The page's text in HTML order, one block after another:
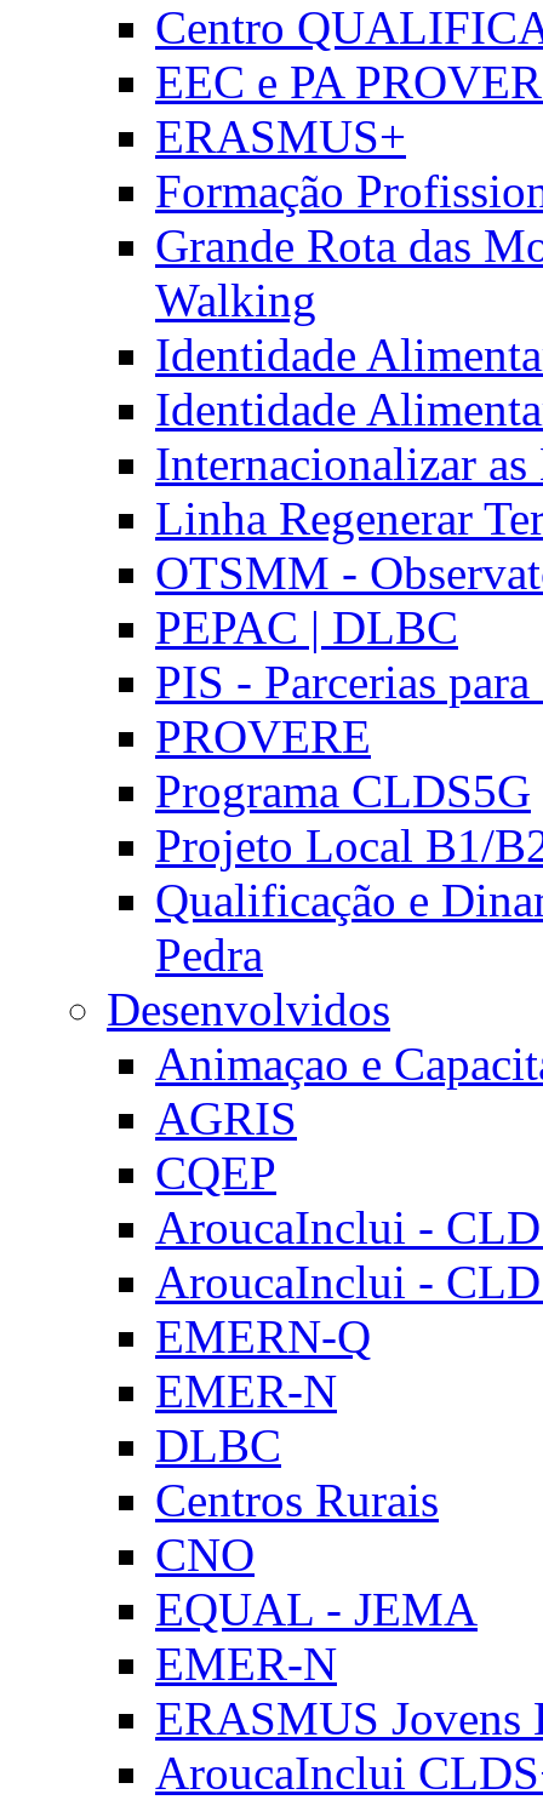
Centro
EEC e PA
ERASMUS+
Formação
Grande Rota das
Walking
Identidade
Identidade
Internacionalizar
Linha Regenerar
OTSMM -
PEPAC | DLBC
PIS - Parcerias
PROVERE
Programa CLDS5G
Projeto Local B1/
Qualificação e
Pedra
Desenvolvidos
Animaçao e
AGRIS
CQEP
AroucaInclui -
AroucaInclui -
EMERN-Q
EMER-N
DLBC
Centros Rurais
CNO
EQUAL - JEMA
EMER-N
ERASMUS Jovens
AroucaInclui